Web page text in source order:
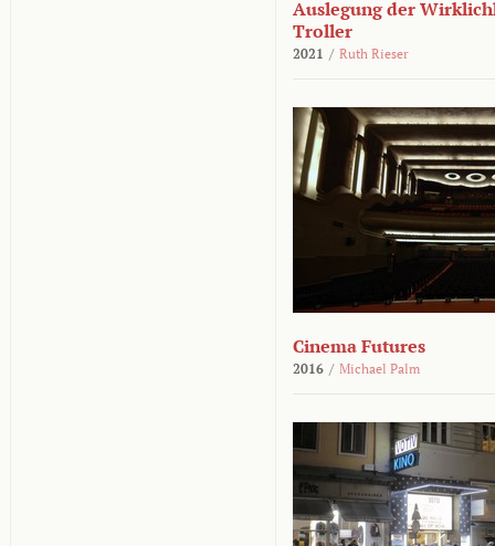
Auslegung der
Troller
2021 / Ruth Rieser
Cinema Futures
2016 / Michael Palm